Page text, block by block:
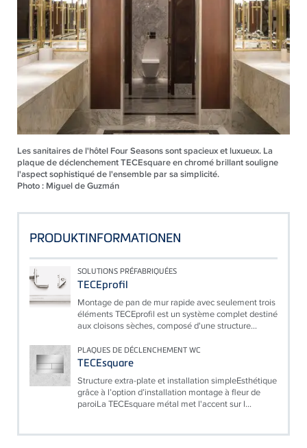
Les sanitaires de l'hôtel Four Seasons sont spacieux et luxueux. La
plaque de déclenchement TECEsquare en chromé brillant souligne
l'aspect sophistiqué de l'ensemble par sa simplicité.
Photo : Miguel de Guzmán
PRODUKTINFORMATIONEN
SOLUTIONS PRÉFABRIQUÉES
TECEprofil
Montage de pan de mur rapide avec seulement trois
éléments TECEprofil est un système complet destiné
aux cloisons sèches, composé d'une structure...
PLAQUES DE DÉCLENCHEMENT WC
TECEsquare
Structure extra-plate et installation simpleEsthétique
grâce à l’option d’installation montage à fleur de
paroiLa TECEsquare métal met l'accent sur l...